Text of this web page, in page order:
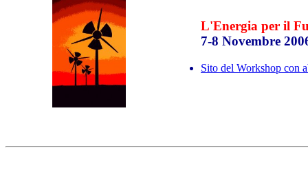
L'Energia per il
7-8 Novembre
Sito del Workshop con